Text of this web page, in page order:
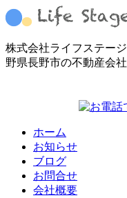
株式会社ライフステージ
野県長野市の不動産会社
ホーム
お知らせ
ブログ
お問合せ
会社概要